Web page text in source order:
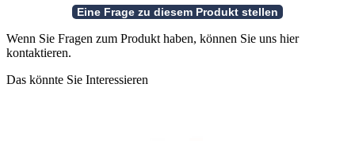
Wenn Sie Fragen zum Produkt haben, können Sie uns hier
kontaktieren.
Das könnte Sie Interessieren